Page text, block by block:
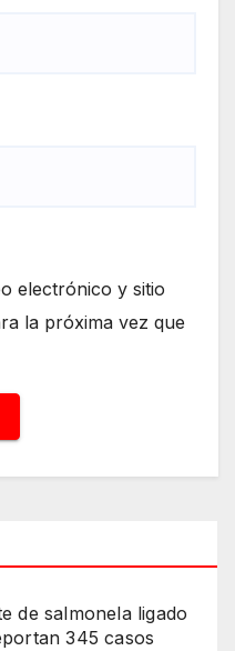
electrónico y sitio
la próxima vez que
de salmonela ligado
345 casos